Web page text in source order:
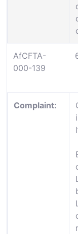
AfCFTA-
000-139
Complaint: